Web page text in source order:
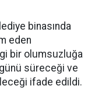
binasında
eden
bir olumsuzluğa
süreceği ve
ifade edildi.